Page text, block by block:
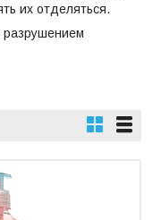
их отделяться.
разрушением